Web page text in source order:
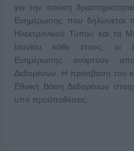
για την παύση
Ενημέρωσης που δηλώνεται
Ηλεκτρονικού Τύπου και
Ιουνίου κάθε έτους, οι
Ενημέρωσης αναρτούν
Δεδομένων. Η πρόσβαση του
Εθνική Βάση Δεδομένων
υπό προϋποθέσεις.